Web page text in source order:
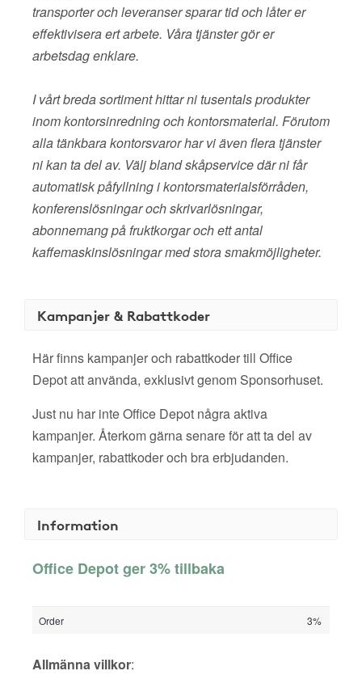
transporter och leveranser sparar tid och låter er
effektivisera ert arbete. Våra tjänster gör er
arbetsdag enklare.
I vårt breda sortiment hittar ni tusentals produkter
inom kontorsinredning och kontorsmaterial. Förutom
alla tänkbara kontorsvaror har vi även flera tjänster
ni kan ta del av. Välj bland skåpservice där ni får
automatisk påfyllning i kontorsmaterialsförråden,
konferenslösningar och skrivarlösningar,
abonnemang på fruktkorgar och ett antal
kaffemaskinslösningar med stora smakmöjligheter.
Kampanjer & Rabattkoder
Här finns kampanjer och rabattkoder till Office
Depot att använda, exklusivt genom Sponsorhuset.
Just nu har inte Office Depot några aktiva
kampanjer. Återkom gärna senare för att ta del av
kampanjer, rabattkoder och bra erbjudanden.
Information
Office Depot ger 3% tillbaka
Order 3%
Allmänna villkor: